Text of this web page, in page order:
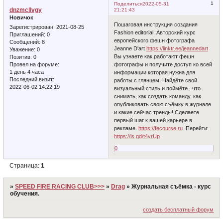
Поделиться 1
2022-05-31
21:21:43
dnzmcllvgy
Новичок
Зарегистрирован: 2021-08-25
Приглашений: 0
Сообщений: 8
Уважение: 0
Позитив: 0
Провел на форуме:
1 день 4 часа
Последний визит:
2022-06-02 14:22:19
Пошаговая инструкция создания
Fashion editorial. Авторский курс
европейского фешн фотографа
Jeanne D'art https://linktr.ee/jeannedart
Вы узнаете как работают фешн
фотографы и получите доступ ко всей
информации которая нужна для
работы с глянцем. Найдёте свой
визуальный стиль и поймёте , что
снимать, как создать команду, как
опубликовать свою съёмку в журнале
и какие сейчас тренды! Сделаете
первый шаг к вашей карьере в
рекламе. https://fecourse.ruПерейти:
https://is.gd/t4vrUp
0
Страница: 1
» SPEED FIRE RACING CLUB>>> » Drag » Журнальная съёмка - курс
обучения.
создать бесплатный форум